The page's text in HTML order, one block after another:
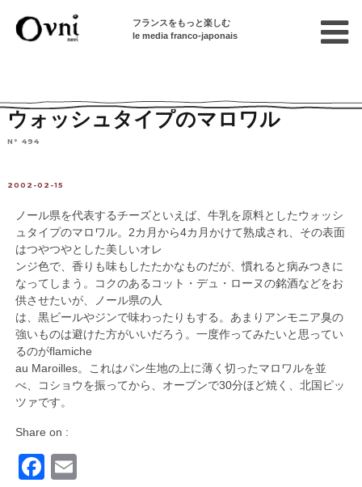
フランスをもっと楽しむ
le media franco-japonais
ウォッシュタイプのマロワル
N° 494
2002-02-15
ノール県を代表するチーズといえば、牛乳を原料としたウォッシ
ュタイプのマロワル。2カ月から4カ月かけて熟成され、その表面
はつやつやとした美しいオレ
ンジ色で、香りも味もしたたかなものだが、慣れると病みつきに
なってしまう。コクのあるコット・デュ・ローヌの銘酒などをお
供させたいが、ノール県の人
は、黒ビールやジンで味わったりもする。あまりアンモニア臭の
強いものは避けた方がいいだろう。一度作ってみたいと思ってい
るのがflamiche
au Maroilles。これはパン生地の上に薄く切ったマロワルを並
べ、コショウを振ってから、オーブンで30分ほど焼く、北国ピッ
ツァです。
Share on :
Facebook